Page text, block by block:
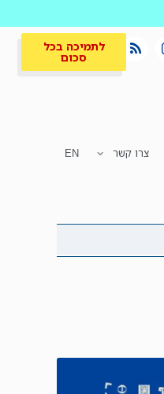
לתמיכה בכל
סכום
צרו קשר EN
לתמיכה בכל